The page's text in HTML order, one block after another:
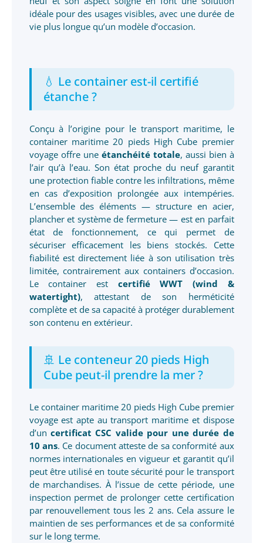
idéale pour des usages visibles, avec une durée de
vie plus longue qu’un modèle d’occasion.
💧 Le container est-il certifié
étanche ?
Conçu à l’origine pour le transport maritime, le
container maritime 20 pieds High Cube premier
voyage offre une étanchéité totale, aussi bien à
l’air qu’à l’eau. Son état proche du neuf garantit
une protection fiable contre les infiltrations, même
en cas d’exposition prolongée aux intempéries.
L’ensemble des éléments — structure en acier,
plancher et système de fermeture — est en parfait
état de fonctionnement, ce qui permet de
sécuriser efficacement les biens stockés. Cette
fiabilité est directement liée à son utilisation très
limitée, contrairement aux containers d’occasion.
Le container est certifié WWT (wind &
watertight), attestant de son herméticité
complète et de sa capacité à protéger durablement
son contenu en extérieur.
🚢 Le conteneur 20 pieds High
Cube peut-il prendre la mer ?
Le container maritime 20 pieds High Cube premier
voyage est apte au transport maritime et dispose
d’un certificat CSC valide pour une durée de
10 ans. Ce document atteste de sa conformité aux
normes internationales en vigueur et garantit qu’il
peut être utilisé en toute sécurité pour le transport
de marchandises. À l’issue de cette période, une
inspection permet de prolonger cette certification
par renouvellement tous les 2 ans. Cela assure le
maintien de ses performances et de sa conformité
sur le long terme.